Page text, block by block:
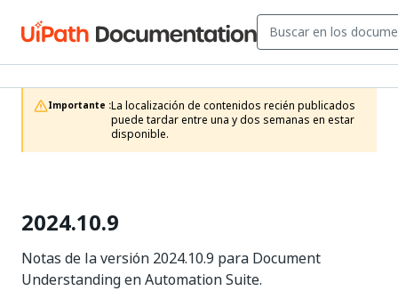
Importante :La localización de contenidos recién publicados
puede tardar entre una y dos semanas en estar
disponible.
2024.10.9
Notas de la versión 2024.10.9 para Document
Understanding en Automation Suite.